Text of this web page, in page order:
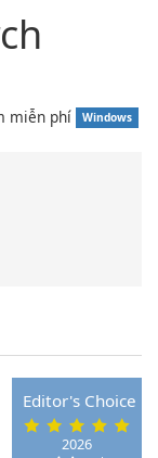
miễn phí Windows
2026
Editor's Choice